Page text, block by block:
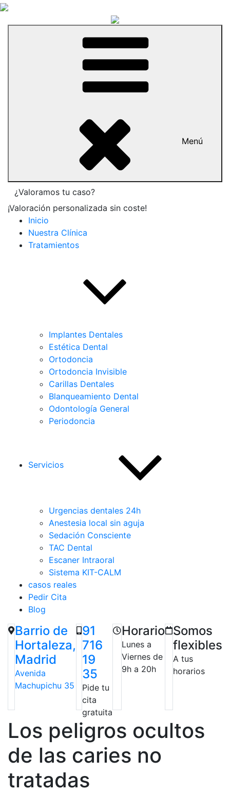
Menú
¿Valoramos tu caso?
¡Valoración personalizada sin coste!
Inicio
Nuestra Clínica
Tratamientos
Implantes Dentales
Estética Dental
Ortodoncia
Ortodoncia Invisible
Carillas Dentales
Blanqueamiento Dental
Odontología General
Periodoncia
Servicios
Urgencias dentales 24h
Anestesia local sin aguja
Sedación Consciente
TAC Dental
Escaner Intraoral
Sistema KIT-CALM
casos reales
Pedir Cita
Blog
Barrio de
Hortaleza,
Madrid
Avenida
Machupichu 35
91
716
19
35
Pide tu
cita
gratuita
Horario
Lunes a
Viernes de
9h a 20h
Somos
flexibles
A tus
horarios
Los peligros ocultos
de las caries no
tratadas